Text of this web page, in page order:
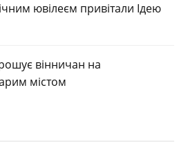
ювілеєм привітали Ідею
вінничан на
містом